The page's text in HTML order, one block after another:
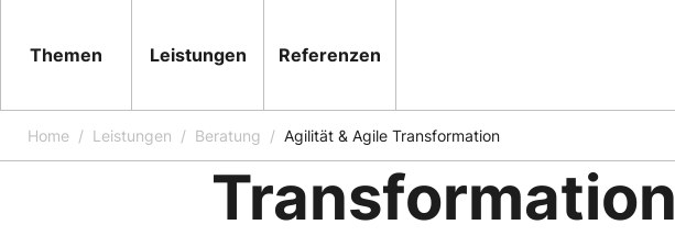
Themen Leistungen Referenzen
Home Leistungen Beratung Agilität & Agile Transformation
BERATUNG
Agilität & Agile
Transformation